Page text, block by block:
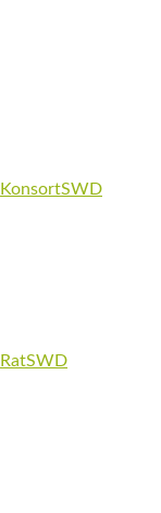
KonsortSWD
RatSWD